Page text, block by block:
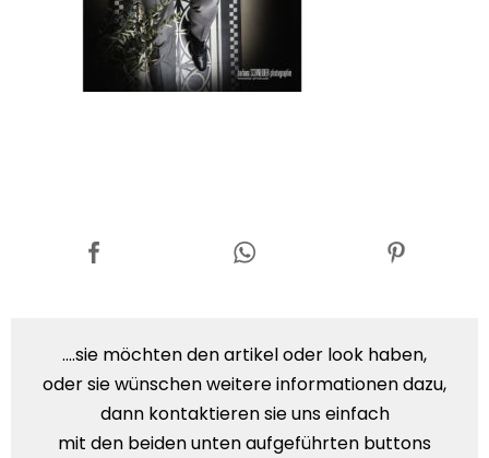
....sie möchten den artikel oder look haben,
oder sie wünschen weitere informationen dazu,
dann kontaktieren sie uns einfach
mit den beiden unten aufgeführten buttons